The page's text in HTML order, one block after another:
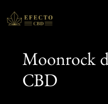
Moonrock
CBD